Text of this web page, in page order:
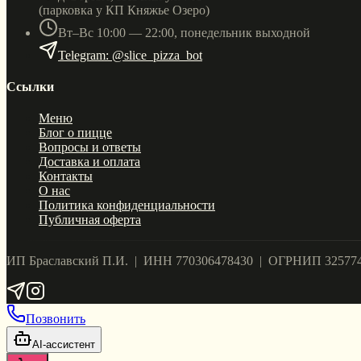
(парковка у КП Княжье Озеро)
Вт–Вс 10:00 — 22:00, понедельник выходной
Telegram: @slice_pizza_bot
Ссылки
Меню
Блог о пицце
Вопросы и ответы
Доставка и оплата
Контакты
О нас
Политика конфиденциальности
Публичная оферта
ИП Браславский П.И. | ИНН 770306478430 | ОГРНИП
Позвонить
AI-ассистент